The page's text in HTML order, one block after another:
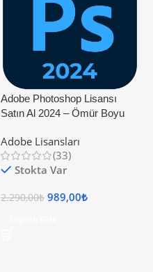
Adobe Photoshop Lisansı
Satın Al 2024 – Ömür Boyu
Adobe Lisansları
(33)
Stokta Var
2.290,00₺ 989,00₺